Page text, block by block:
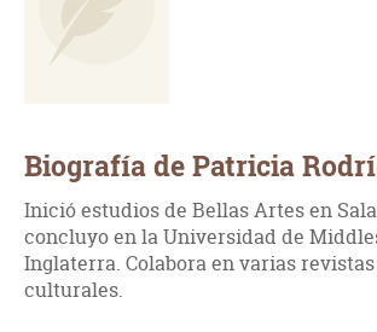
Biografía de Patricia
Inició estudios de Bellas Artes en
concluyo en la Universidad de
Inglaterra. Colabora en varias
culturales.